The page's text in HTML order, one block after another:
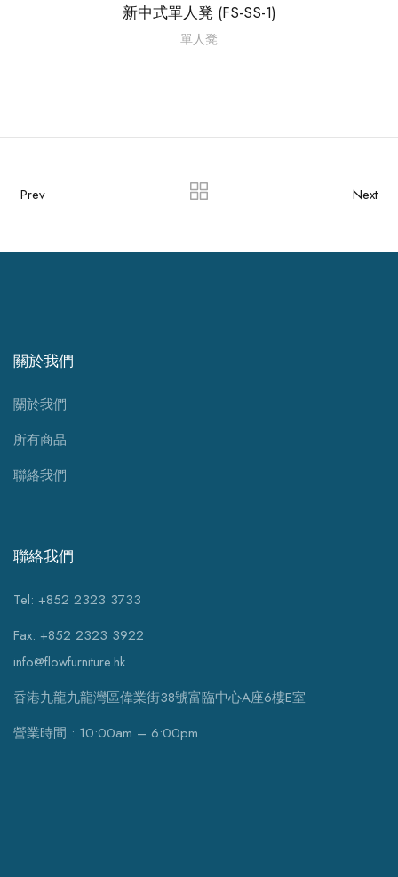
新中式單人凳 (FS-SS-1)
單人凳
Prev Next
關於我們
關於我們
所有商品
聯絡我們
聯絡我們
Tel: +852 2323 3733
Fax: +852 2323 3922
info@flowfurniture.hk
香港九龍九龍灣區偉業街38號富臨中心A座6樓E室
營業時間 : 10:00am – 6:00pm